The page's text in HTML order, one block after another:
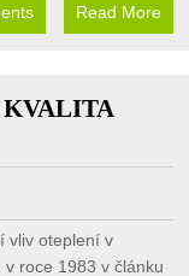
Read More
vliv oteplení v
roce 1983 v článku